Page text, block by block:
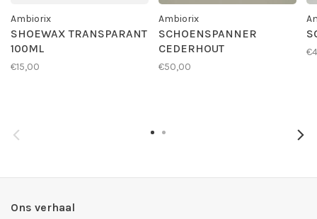
Ambiorix
SHOEWAX TRANSPARANT
100ML
€15,00
Ambiorix
SCHOENSPANNER
CEDERHOUT
€50,00
Ons verhaal